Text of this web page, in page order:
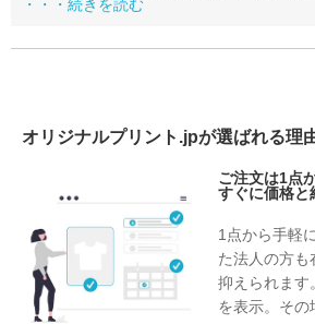
・・・続きを読む
オリジナルプリント.jpが選ばれる理
ご注文は1点
すぐに価格と
1点から手軽
た法人の方も
抑えられます
を表示。その